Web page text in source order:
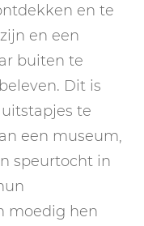
en te
en een
buiten te
Dit is
te
een museum,
speurtocht in
moedig hen